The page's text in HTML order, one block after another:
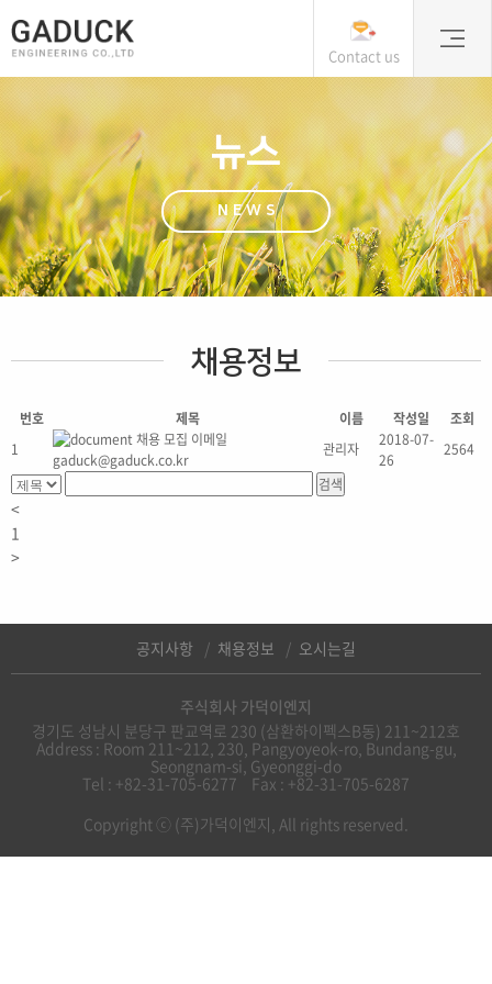
Contact us
뉴스
NEWS
채용정보
번호 제목 이름 작성일
조회
1
채용 모집 이메일
gaduck@gaduck.co.kr
관리자
2018-07-
26
2564
<
1
>
공지사항 채용정보 오시는길
주식회사 가덕이엔지
경기도 성남시 분당구 판교역로 230 (삼환하이펙스B동) 211~212호
Address : Room 211~212, 230, Pangyoyeok-ro, Bundang-gu,
Seongnam-si, Gyeonggi-do
Tel : +82-31-705-6277
Fax : +82-31-705-6287
Copyright ⓒ (주)가덕이엔지, All rights reserved.